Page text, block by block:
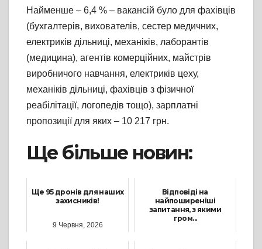
Найменше – 6,4 % – вакансій було для фахівців
(бухгалтерів, вихователів, сестер медичних,
електриків дільниці, механіків, лаборантів
(медицина), агентів комерційних, майстрів
виробничого навчання, електриків цеху,
механіків дільниці, фахівців з фізичної
реабілітації, логопедів тощо), зарплатні
пропозиції для яких – 10 217 грн.
Ще більше новин:
Ще 95 дронів для наших
захисників!
9 Червня, 2026
Відповіді на
найпоширеніші
запитання, з якими
гром...